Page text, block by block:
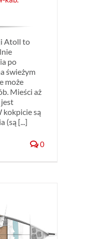
Atoll to
po
świeżym
może
Mieści aż
jest
kokpicie są
(są [...]
0